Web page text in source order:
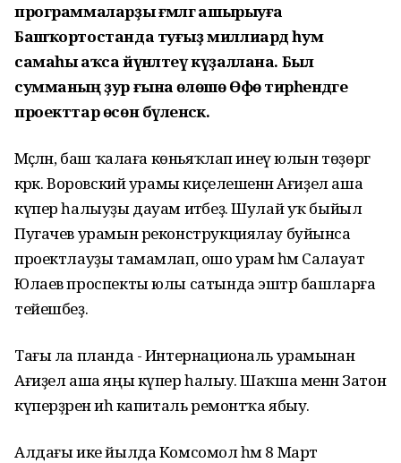
программаларҙы ғәмәлгә ашырыуға
Башҡортостанда туғыҙ миллиард һум
самаһы аҡса йүнәлтеү күҙаллана. Был
сумманың ҙур ғына өлөшө Өфө тирәһендәге
проекттар өсөн бүленәсәк.
Мәҫәлән, баш ҡалаға көньяҡлап инеү юлын төҙөргә
кәрәк. Воровский урамы киҫелешенән Ағиҙел аша
күпер һалыуҙы дауам итәбеҙ. Шулай уҡ быйыл
Пугачев урамын реконструкциялау буйынса
проектлауҙы тамамлап, ошо урам һәм Салауат
Юлаев проспекты юлы сатында эштәр башларға
тейешбеҙ.
Тағы ла планда - Интернациональ урамынан
Ағиҙел аша яңы күпер һалыу. Шаҡша менән Затон
күперҙәрен иһә капиталь ремонтҡа ябыу.
Алдағы ике йылда Комсомол һәм 8 Март